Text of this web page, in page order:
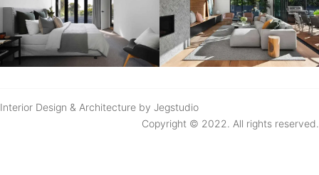
Interior Design & Architecture by Jegstudio
Copyright © 2022. All rights reserved.